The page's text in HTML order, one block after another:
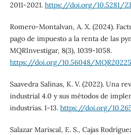
2011-2021. https://doi.org/10.5281/
Romero-Montalvan, A. X. (2024).
pago de impuesto a la renta de las
MQRInvestigar, 8(3), 1039-1058.
https://doi.org/10.56048/
Saavedra Salinas, K. V. (2022). Una
industrial 4.0 y sus métodos de
industrias. 1-13. https://doi.org/
Salazar Mariscal, E. S., Cajas